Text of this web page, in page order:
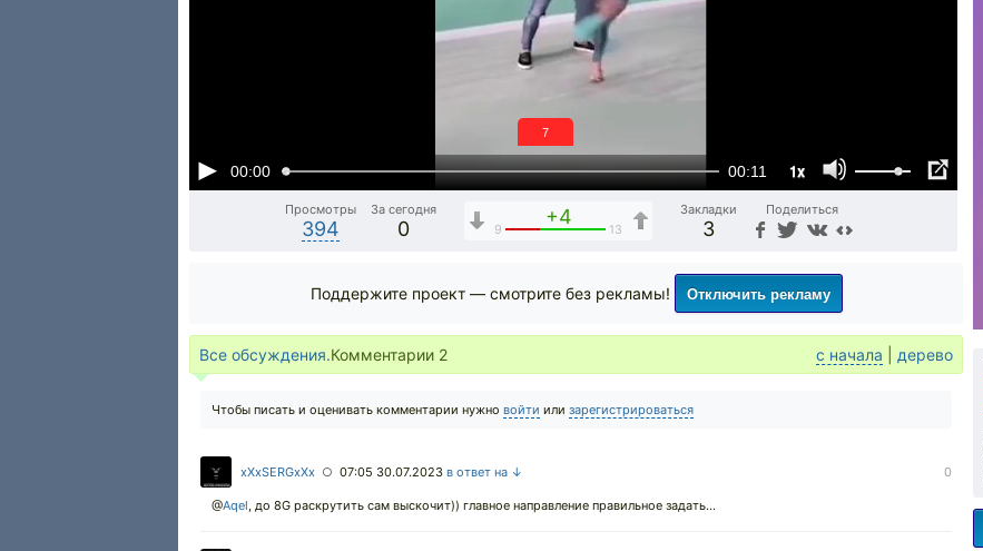
00:00 00:11 1x
6
Просмотры
394
За сегодня
0
+4
9 13
Закладки
3
Поделиться
Поддержите проект — смотрите без рекламы! Отключить рекламу
Все обсуждения.Комментарии 2 с начала дерево
Чтобы писать и оценивать комментарии нужно войти или зарегистрироваться
xXxSERGxXx ○ 07:05 30.07.2023 в ответ на ↓ 0
@Aqel, до 8G раскрутить сам выскочит)) главное направление правильное задать...